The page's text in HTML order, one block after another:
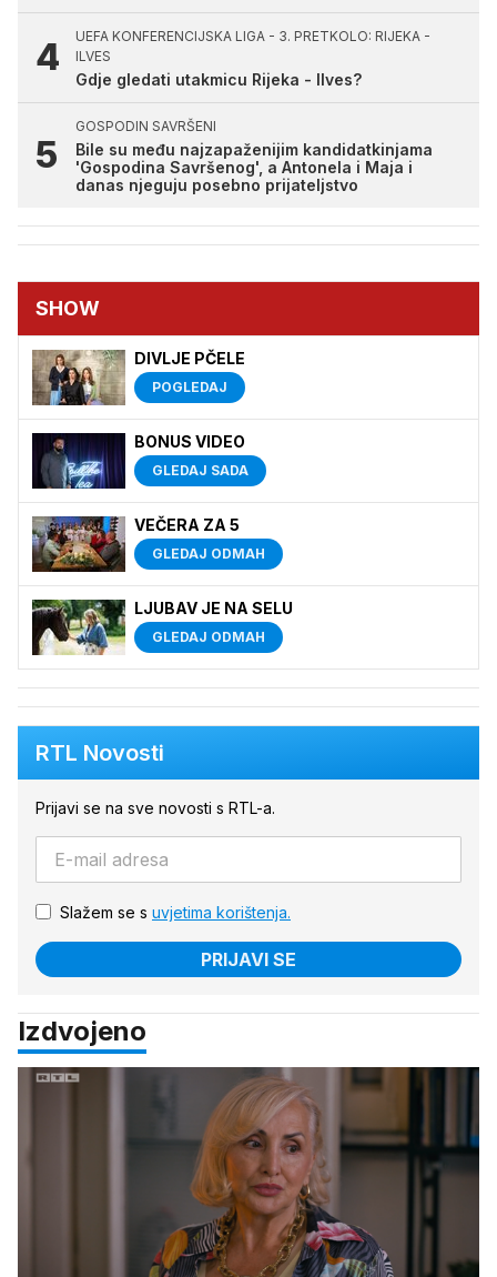
UEFA KONFERENCIJSKA LIGA - 3. PRETKOLO: RIJEKA -
ILVES
Gdje gledati utakmicu Rijeka - Ilves?
GOSPODIN SAVRŠENI
Bile su među najzapaženijim kandidatkinjama
'Gospodina Savršenog', a Antonela i Maja i
danas njeguju posebno prijateljstvo
SHOW
DIVLJE PČELE
POGLEDAJ
BONUS VIDEO
GLEDAJ SADA
VEČERA ZA 5
GLEDAJ ODMAH
LJUBAV JE NA SELU
GLEDAJ ODMAH
RTL Novosti
Prijavi se na sve novosti s RTL-a.
Slažem se s uvjetima korištenja.
PRIJAVI SE
Izdvojeno